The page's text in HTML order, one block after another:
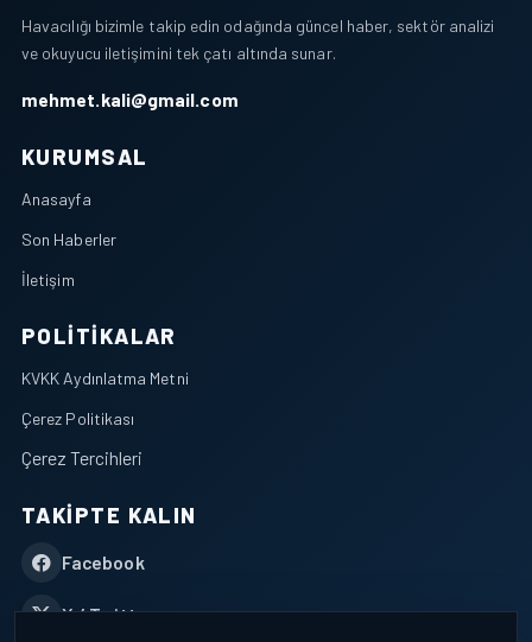
Havacılığı bizimle takip edin odağında güncel haber, sektör analizi
ve okuyucu iletişimini tek çatı altında sunar.
mehmet.kali@gmail.com
KURUMSAL
Anasayfa
Son Haberler
İletişim
POLITIKALAR
KVKK Aydınlatma Metni
Çerez Politikası
Çerez Tercihleri
TAKIPTE KALIN
Facebook
X / Twitter